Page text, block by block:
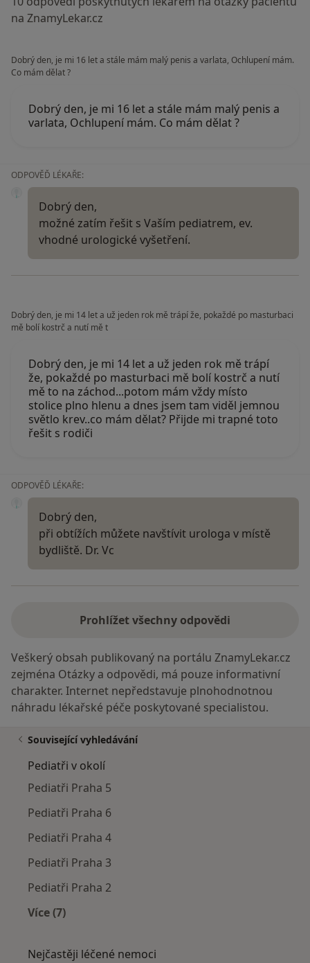
na ZnamyLekar.cz
Dobrý den, je mi 16 let a stále mám malý penis a varlata, Ochlupení mám.
Co mám dělat ?
Dobrý den, je mi 16 let a stále mám malý penis a
varlata, Ochlupení mám. Co mám dělat ?
ODPOVĚĎ LÉKAŘE:
Dobrý den,
možné zatím řešit s Vaším pediatrem, ev.
vhodné urologické vyšetření.
Dobrý den, je mi 14 let a už jeden rok mě trápí že, pokaždé po masturbaci
mě bolí kostrč a nutí mě t
Dobrý den, je mi 14 let a už jeden rok mě trápí
že, pokaždé po masturbaci mě bolí kostrč a nutí
mě to na záchod...potom mám vždy místo
stolice plno hlenu a dnes jsem tam viděl jemnou
světlo krev..co mám dělat? Přijde mi trapné toto
řešit s rodiči
ODPOVĚĎ LÉKAŘE:
Dobrý den,
při obtížích můžete navštívit urologa v místě
bydliště. Dr. Vc
Prohlížet všechny odpovědi
Veškerý obsah publikovaný na portálu ZnamyLekar.cz
zejména Otázky a odpovědi, má pouze informativní
charakter. Internet nepředstavuje plnohodnotnou
náhradu lékařské péče poskytované specialistou.
Související vyhledávání
Pediatři v okolí
Pediatři Praha 5
Pediatři Praha 6
Pediatři Praha 4
Pediatři Praha 3
Pediatři Praha 2
Více (7)
Nejčastěji léčené nemoci